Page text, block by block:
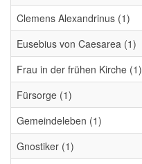
Clemens Alexandrinus (1)
Eusebius von Caesarea (1)
Frau in der frühen Kirche (1)
Fürsorge (1)
Gemeindeleben (1)
Gnostiker (1)